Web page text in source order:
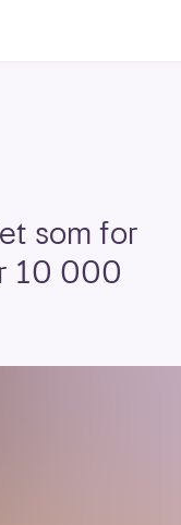
som for
10 000